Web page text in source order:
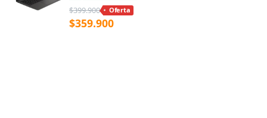
$399.900 Oferta
$359.900